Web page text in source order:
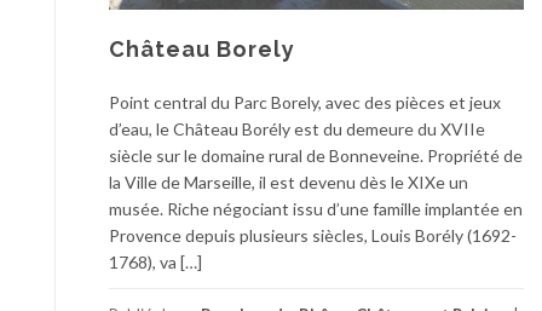
Château Borely
Point central du Parc Borely, avec des pièces et jeux
d’eau, le Château Borély est du demeure du XVIIe
siècle sur le domaine rural de Bonneveine. Propriété de
la Ville de Marseille, il est devenu dès le XIXe un
musée. Riche négociant issu d’une famille implantée en
Provence depuis plusieurs siècles, Louis Borély (1692-
1768), va […]